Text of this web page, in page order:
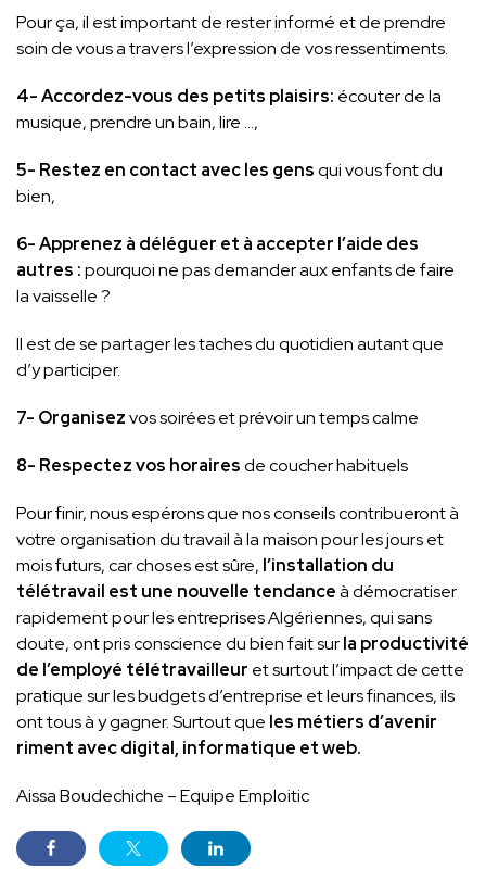
Pour ça, il est important de rester informé et de prendre
soin de vous a travers l’expression de vos ressentiments.
4-Accordez-vous des petits plaisirs: écouter de la
musique, prendre un bain, lire …,
5- Restez en contact avec les gensqui vous font du
bien,
6-Apprenez à déléguer et à accepter l’aide des
autres :pourquoi ne pas demander aux enfants de faire
la vaisselle ?
Il est de se partager les taches du quotidien autant que
d’y participer.
7- Organisezvos soirées et prévoir un temps calme
8- Respectez vos horairesde coucher habituels
Pour finir, nous espérons que nos conseils contribueront à
votre organisation du travail à la maison pour les jours et
mois futurs, car choses est sûre, l’installation du
télétravail est une nouvelle tendanceà démocratiser
rapidement pour les entreprises Algériennes, qui sans
doute, ont pris conscience du bien fait surla productivité
de l’employé télétravailleur et surtout l’impact de cette
pratique sur les budgets d’entreprise et leurs finances, ils
ont tous à y gagner. Surtout que les métiers d’avenir
riment avec digital, informatique et web.
Aissa Boudechiche – Equipe Emploitic